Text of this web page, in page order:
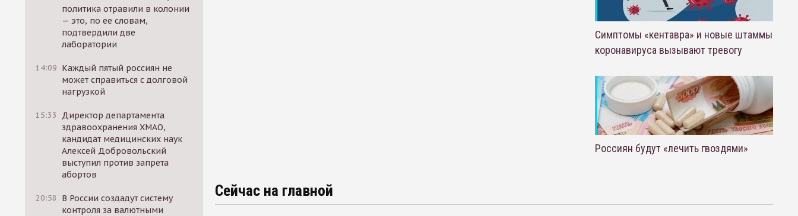
политика отравили в колонии
— это, по ее словам,
подтвердили две
лаборатории
14:09 Каждый пятый россиян не
может справиться с долговой
нагрузкой
15:33
Директор департамента
здравоохранения ХМАО,
кандидат медицинских наук
Алексей Добровольский
выступил против запрета
абортов
20:58
В России создадут систему
контроля за валютными
Симптомы «кентавра» и новые штаммы
коронавируса вызывают тревогу
Россиян будут «лечить гвоздями»
Сейчас на главной